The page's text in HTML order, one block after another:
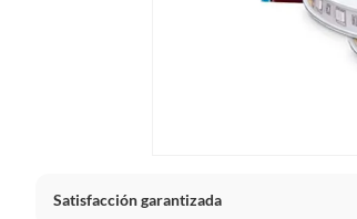
Satisfacción garantizada